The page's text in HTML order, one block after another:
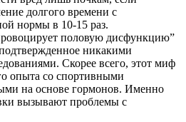
долгого времени с
нормы в 10-15 раз.
половую дисфункцию”
никакими
Скорее всего, этот миф
опыта со спортивными
на основе гормонов. Именно
вызывают проблемы с